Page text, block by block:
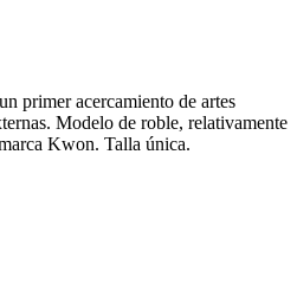
primer acercamiento de artes
Modelo de roble, relativamente
Kwon. Talla única.